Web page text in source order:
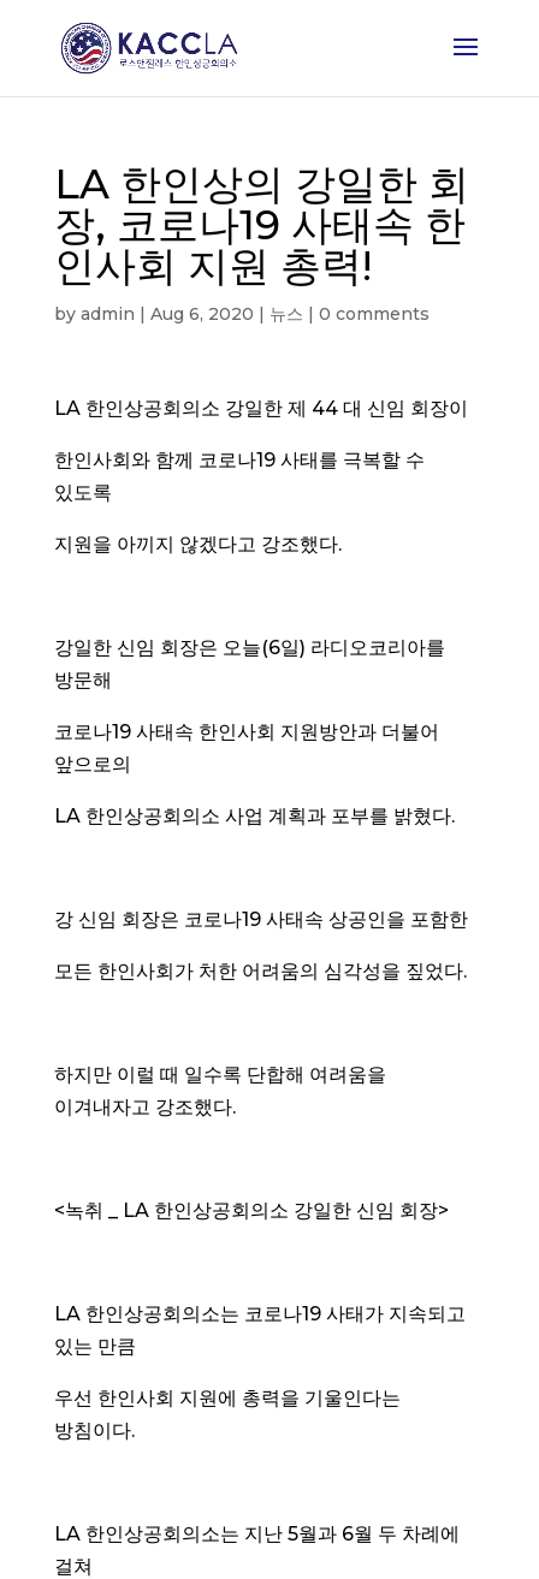
LA 한인상의 강일한 회
장, 코로나19 사태속 한
인사회 지원 총력!
by admin | Aug 6, 2020 | 뉴스 | 0 comments
LA 한인상공회의소 강일한 제 44 대 신임 회장이
한인사회와 함께 코로나19 사태를 극복할 수
있도록
지원을 아끼지 않겠다고 강조했다.
강일한 신임 회장은 오늘(6일) 라디오코리아를
방문해
코로나19 사태속 한인사회 지원방안과 더불어
앞으로의
LA 한인상공회의소 사업 계획과 포부를 밝혔다.
강 신임 회장은 코로나19 사태속 상공인을 포함한
모든 한인사회가 처한 어려움의 심각성을 짚었다.
하지만 이럴 때 일수록 단합해 여려움을
이겨내자고 강조했다.
<녹취 _ LA 한인상공회의소 강일한 신임 회장>
LA 한인상공회의소는 코로나19 사태가 지속되고
있는 만큼
우선 한인사회 지원에 총력을 기울인다는
방침이다.
LA 한인상공회의소는 지난 5월과 6월 두 차례에
걸쳐